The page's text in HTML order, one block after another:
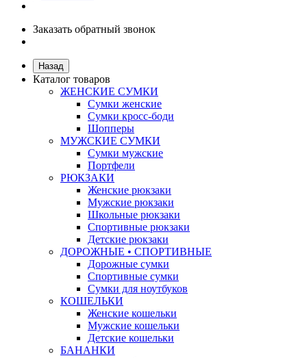
Заказать обратный звонок
Назад
Каталог товаров
ЖЕНСКИЕ СУМКИ
Сумки женские
Сумки кросс-боди
Шопперы
МУЖСКИЕ СУМКИ
Сумки мужские
Портфели
РЮКЗАКИ
Женские рюкзаки
Мужские рюкзаки
Школьные рюкзаки
Спортивные рюкзаки
Детские рюкзаки
ДОРОЖНЫЕ • СПОРТИВНЫЕ
Дорожные сумки
Спортивные сумки
Сумки для ноутбуков
КОШЕЛЬКИ
Женские кошельки
Мужские кошельки
Детские кошельки
БАНАНКИ